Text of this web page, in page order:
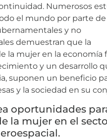
Numerosos
el mundo por parte de
y no
demuestran que la
la mujer en la economía
y un desarrollo
suponen un beneficio
y la sociedad en su
oportunidades
la mujer en el